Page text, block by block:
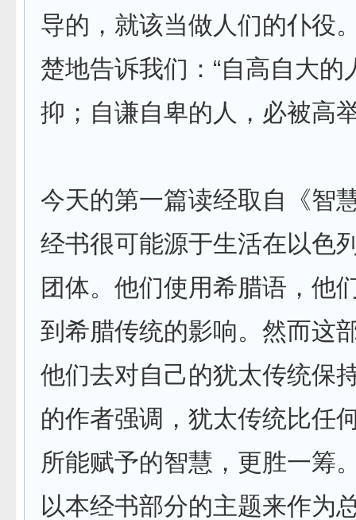
导的，就该当做人们的仆役
楚地告诉我们：“自高自大的
抑；自谦自卑的人，必被高
今天的第一篇读经取自《智
经书很可能源于生活在以色
团体。他们使用希腊语，他
到希腊传统的影响。然而这
他们去对自己的犹太传统保
的作者强调，犹太传统比任
所能赋予的智慧，更胜一筹
以本经书部分的主题来作为